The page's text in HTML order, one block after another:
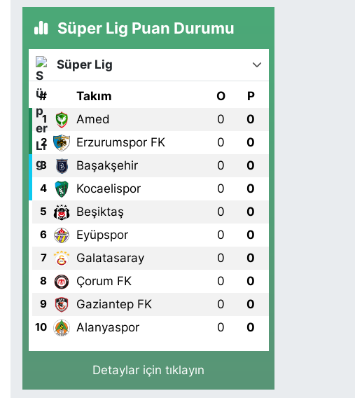
Süper Lig Puan Durumu
Süper Lig
# Takım O P
1 Amed 0 0
2 Erzurumspor FK 0 0
3 Başakşehir 0 0
4 Kocaelispor 0 0
5 Beşiktaş 0 0
6 Eyüpspor 0 0
7 Galatasaray 0 0
8 Çorum FK 0 0
9 Gaziantep FK 0 0
10 Alanyaspor 0 0
Detaylar için tıklayın